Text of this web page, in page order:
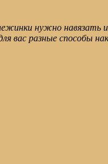
нужно навязать
вас разные способы